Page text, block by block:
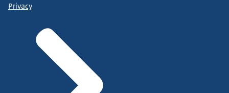
Privacy